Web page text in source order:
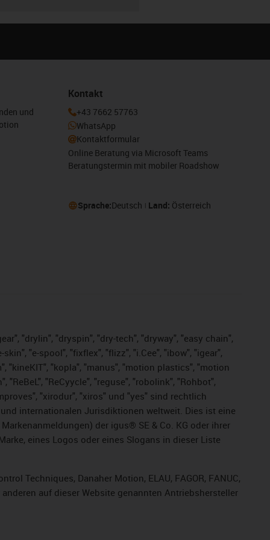
und
Kontakt
+43 7662 57763
WhatsApp
Kontaktformular
Online Beratung via Microsoft Teams
Beratungstermin mit mobiler Roadshow
Sprache:Deutsch Land: Österreich
"drylin", "dryspin", "dry-tech", "dryway", "easy chain",
"e-spool", "fixflex", "flizz", "i.Cee", "ibow", "igear",
"kineKIT", "kopla", "manus", "motion plastics", "motion
"ReCyycle", "reguse", "robolink", "Rohbot",
"xirodur", "xiros" und "yes" sind rechtlich
internationalen Jurisdiktionen weltweit. Dies ist eine
der igus® SE & Co. KG oder ihrer
eines Logos oder eines Slogans in dieser Liste
Techniques, Danaher Motion, ELAU, FAGOR, FANUC,
anderen auf dieser Website genannten Antriebshersteller